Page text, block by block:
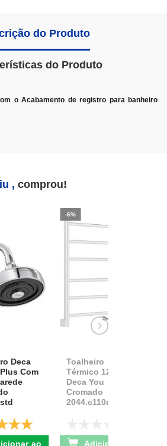
do Produto
do Produto
o Acabamento de registro para banheiro
, comprou!
Deca
Com
-6%
Toalheiro
Térmico 127v
Deca You
Cromado
2044.c110d.aqc
De: R$ 2.111,37